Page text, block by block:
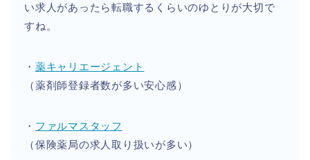
い求人があったら転職するくらいのゆとりが大切で
すね。
・ 薬キャリエージェント
（薬剤師登録者数が多い安心感）
・ ファルマスタッフ
（保険薬局の求人取り扱いが多い）